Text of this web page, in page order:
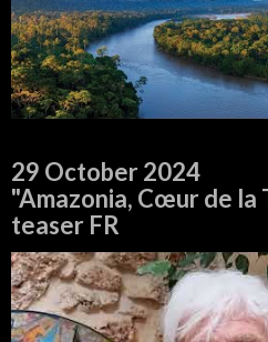
29 October 2024
"Amazonia, Cœur de la
teaser FR